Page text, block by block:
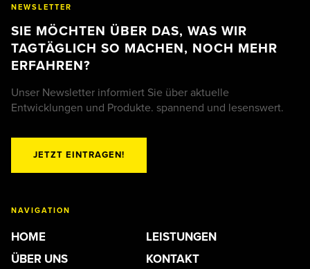
NEWSLETTER
SIE MÖCHTEN ÜBER DAS, WAS WIR
TAGTÄGLICH SO MACHEN, NOCH MEHR
ERFAHREN?
Unser Newsletter informiert Sie über aktuelle
Entwicklungen und Produkte. spannend und lesenswert.
JETZT EINTRAGEN!
NAVIGATION
HOME
ÜBER UNS
LEISTUNGEN
KONTAKT